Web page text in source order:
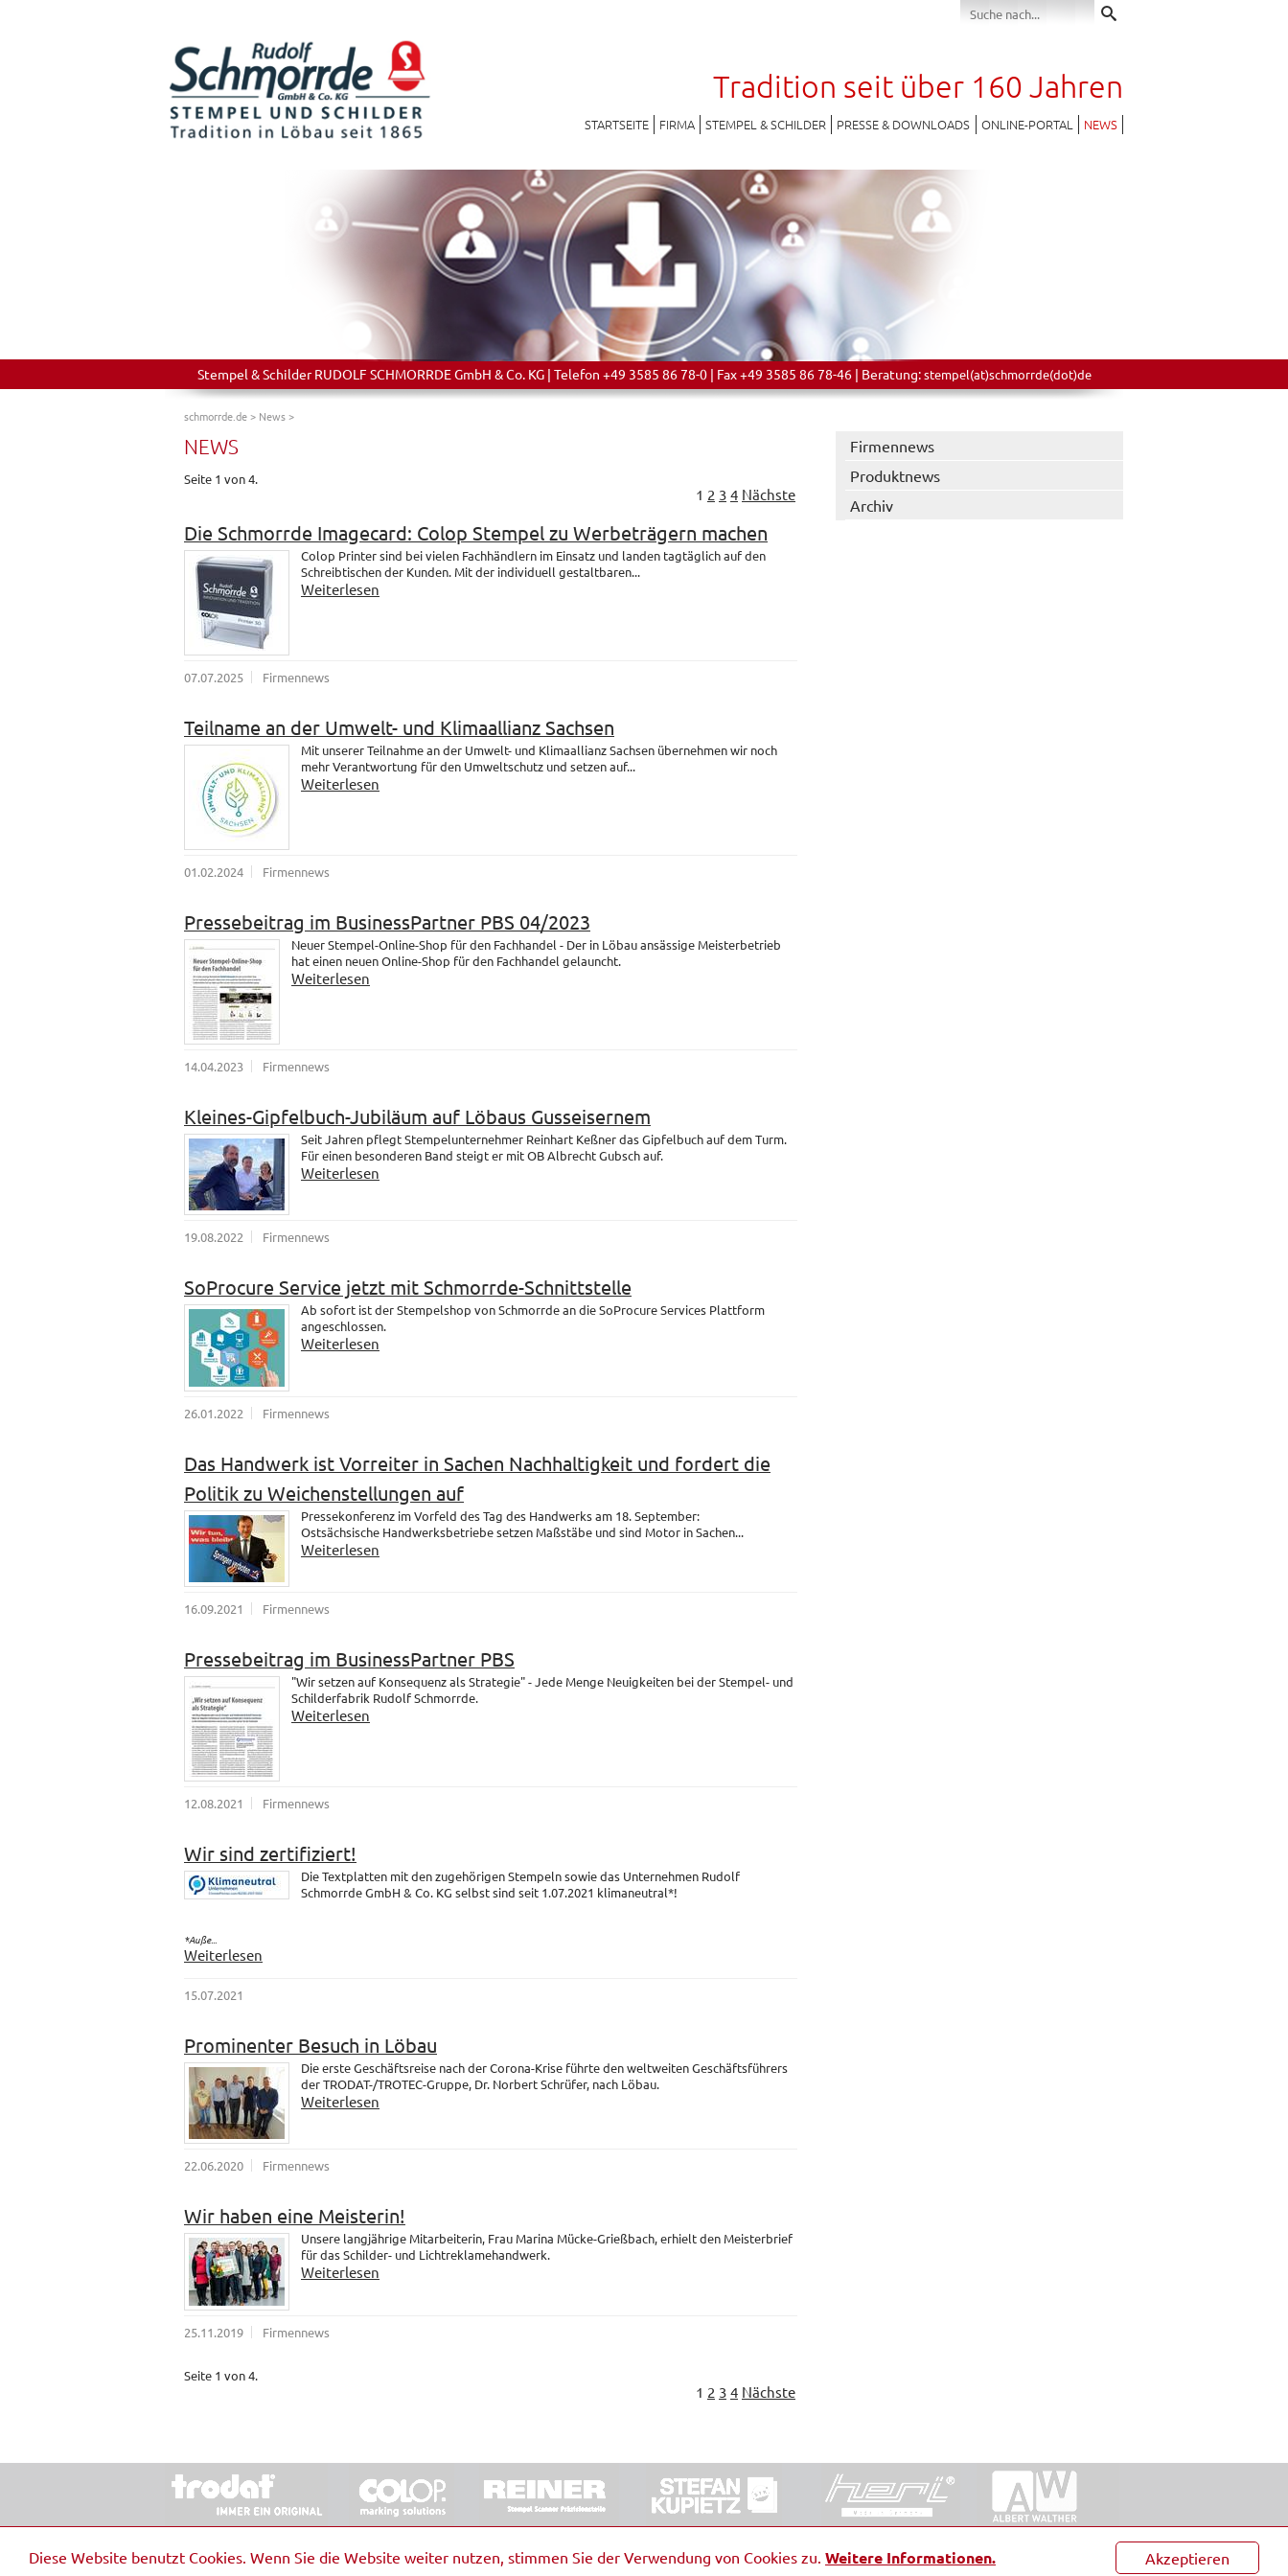
Akzeptieren
Diese Website benutzt Cookies. Wenn Sie die Website weiter nutzen, stimmen Sie der Verwendung von Cookies zu. Weitere Informationen.
Tradition seit über 160 Jahren
STARTSEITE FIRMA STEMPEL & SCHILDER PRESSE & DOWNLOADS ONLINE-PORTAL NEWS
Stempel & Schilder RUDOLF SCHMORRDE GmbH & Co. KG | Telefon +49 3585 86 78-0 | Fax +49 3585 86 78-46 | Beratung:stempel(at)schmorrde(dot)de
schmorrde.de> News>
NEWS
Seite 1 von 4.
1 2 3 4 Nächste
Die Schmorrde Imagecard: Colop Stempel zu Werbeträgern machen
Colop Printer sind bei vielen Fachhändlern im Einsatz und landen tagtäglich auf den
Schreibtischen der Kunden. Mit der individuell gestaltbaren...
Weiterlesen
07.07.2025 Firmennews
Teilname an der Umwelt- und Klimaallianz Sachsen
Mit unserer Teilnahme an der Umwelt- und Klimaallianz Sachsen übernehmen wir noch
mehr Verantwortung für den Umweltschutz und setzen auf...
Weiterlesen
01.02.2024 Firmennews
Pressebeitrag im BusinessPartner PBS 04/2023
Neuer Stempel-Online-Shop für den Fachhandel - Der in Löbau ansässige Meisterbetrieb
hat einen neuen Online-Shop für den Fachhandel gelauncht.
Weiterlesen
14.04.2023 Firmennews
Kleines-Gipfelbuch-Jubiläum auf Löbaus Gusseisernem
Seit Jahren pflegt Stempelunternehmer Reinhart Keßner das Gipfelbuch auf dem Turm.
Für einen besonderen Band steigt er mit OB Albrecht Gubsch auf.
Weiterlesen
19.08.2022 Firmennews
SoProcure Service jetzt mit Schmorrde-Schnittstelle
Ab sofort ist der Stempelshop von Schmorrde an die SoProcure Services Plattform
angeschlossen.
Weiterlesen
26.01.2022 Firmennews
Das Handwerk ist Vorreiter in Sachen Nachhaltigkeit und fordert die
Politik zu Weichenstellungen auf
Pressekonferenz im Vorfeld des Tag des Handwerks am 18. September:
Ostsächsische Handwerksbetriebe setzen Maßstäbe und sind Motor in Sachen...
Weiterlesen
16.09.2021 Firmennews
Pressebeitrag im BusinessPartner PBS
"Wir setzen auf Konsequenz als Strategie" - Jede Menge Neuigkeiten bei der Stempel- und
Schilderfabrik Rudolf Schmorrde.
Weiterlesen
12.08.2021 Firmennews
Wir sind zertifiziert!
Die Textplatten mit den zugehörigen Stempeln sowie das Unternehmen Rudolf
Schmorrde GmbH & Co. KG selbst sind seit 1.07.2021 klimaneutral*!
*Auße...
Weiterlesen
15.07.2021
Prominenter Besuch in Löbau
Die erste Geschäftsreise nach der Corona-Krise führte den weltweiten Geschäftsführers
der TRODAT-/TROTEC-Gruppe, Dr. Norbert Schrüfer, nach Löbau.
Weiterlesen
22.06.2020 Firmennews
Wir haben eine Meisterin!
Unsere langjährige Mitarbeiterin, Frau Marina Mücke-Grießbach, erhielt den Meisterbrief
für das Schilder- und Lichtreklamehandwerk.
Weiterlesen
25.11.2019 Firmennews
Seite 1 von 4.
1 2 3 4 Nächste
Firmennews
Produktnews
Archiv
© 2026 Stempel & Schilder RUDOLF SCHMORRDE GmbH & Co. KG Impressum Barrierefreiheit Kontakt Datenschutz